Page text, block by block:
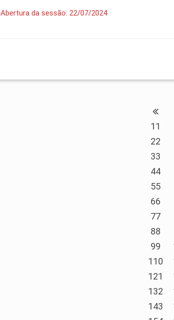
Abertura da sessão: 22/07/2024
11
22
33
44
55
66
77
88
99
110
121
132
143